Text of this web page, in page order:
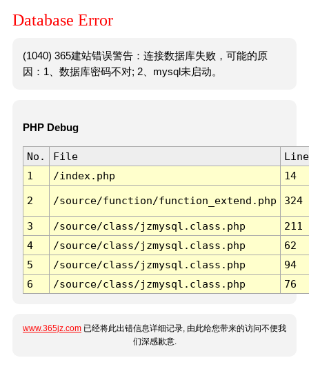
Database Error
(1040) 365建站错误警告：连接数据库失败，可能的原
因：1、数据库密码不对; 2、mysql未启动。
PHP Debug
No. File
Line
1
/index.php 14
2 /source/function/function_extend.php 324
3 /source/class/jzmysql.class.php
211
4
/source/class/jzmysql.class.php
62
5
/source/class/jzmysql.class.php
94
6
/source/class/jzmysql.class.php 76
www.365jz.com 已经将此出错信息详细记录, 由此给您带来的访问不便我
们深感歉意.